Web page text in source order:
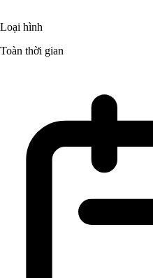
Loại hình
Toàn thời gian